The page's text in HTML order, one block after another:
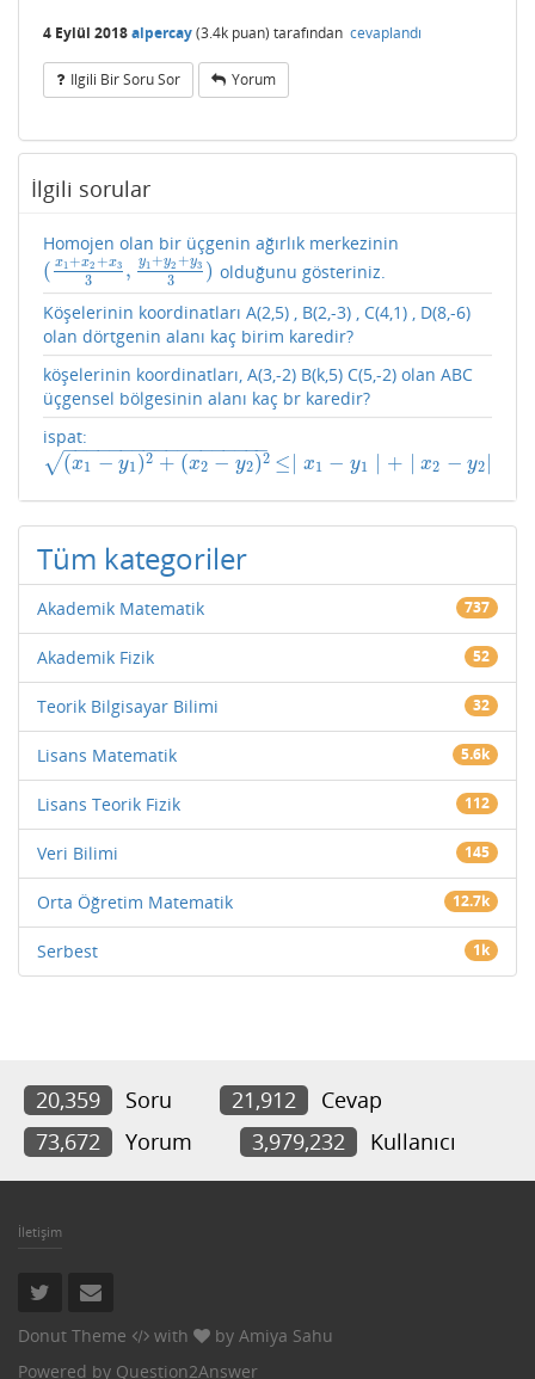
4 Eylül 2018alpercay(3.4k puan) tarafından cevaplandı
Ilgili Bir Soru Sor Yorum
İlgili sorular
Homojen olan bir üçgenin ağırlık merkezinin
( x1 +x2 +x3
3 , y1 +y2 +y3
3 )
(x1+x2+x33 y1+y2+y3 3 )olduğunu gösteriniz.
Köşelerinin koordinatları A(2,5) , B(2,-3) , C(4,1) , D(8,-6)
olan dörtgenin alanı kaç birim karedir?
köşelerinin koordinatları, A(3,-2) B(k,5) C(5,-2) olan ABC
üçgensel bölgesinin alanı kaç br karedir?
ispat:
(x1 − y1)2 + (x2 − y2)2
− −
−−−−−−−−−−−−−−−−
√ ≤∣ x1 − y1 ∣ + ∣ x2 − y2 ∣
(x1−y1 2+ (x2−y 2)2 ≤∣x 1−y 1∣+∣ x2 y2∣
Tüm kategoriler
Akademik Matematik 737
Akademik Fizik 52
Teorik Bilgisayar Bilimi 32
Lisans Matematik 5.6k
Lisans Teorik Fizik 112
Veri Bilimi 145
Orta Öğretim Matematik 12.7k
Serbest 1k
20,359 Soru 21,912
Cevap
73,672
Yorum 3,979,232 Kullanıcı
İletişim
Donut Theme with by Amiya Sahu
Powered by Question2Answer